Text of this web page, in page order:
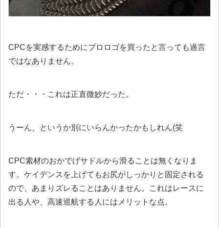
CPCを実感するためにプロロゴを買ったと言っても過言
ではなありません。
ただ・・・これは正直微妙だった。
うーん、というか別にいらんかったかもしれん(笑
CPC素材のおかでげサドルから滑ることは無くなりま
す。ケイデンスを上げてもお尻がしっかりと固定される
ので、あまりズレることはありません。これはレースに
出る人や、高速巡航する人にはメリットな点。